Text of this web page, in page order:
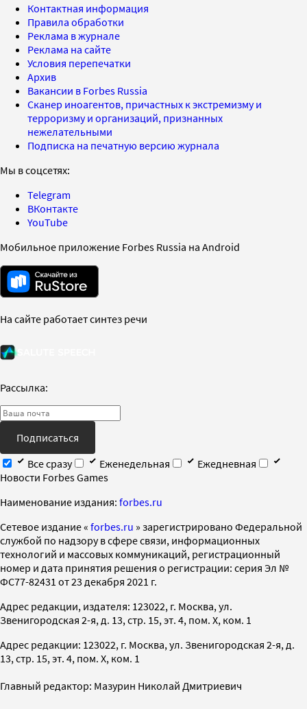
Контактная информация
Правила обработки
Реклама в журнале
Реклама на сайте
Условия перепечатки
Архив
Вакансии в Forbes Russia
Сканер иноагентов, причастных к экстремизму и
терроризму и организаций, признанных
нежелательными
Подписка на печатную версию журнала
Мы в соцсетях:
Telegram
ВКонтакте
YouTube
Мобильное приложение Forbes Russia на Android
На сайте работает синтез речи
Рассылка:
Подписаться
Все сразу
Еженедельная
Ежедневная
Новости Forbes Games
Наименование издания: forbes.ru
Cетевое издание « forbes.ru » зарегистрировано Федеральной
службой по надзору в сфере связи, информационных
технологий и массовых коммуникаций, регистрационный
номер и дата принятия решения о регистрации: серия Эл №
ФС77-82431 от 23 декабря 2021 г.
Адрес редакции, издателя: 123022, г. Москва, ул.
Звенигородская 2-я, д. 13, стр. 15, эт. 4, пом. X, ком. 1
Адрес редакции: 123022, г. Москва, ул. Звенигородская 2-я, д.
13, стр. 15, эт. 4, пом. X, ком. 1
Главный редактор: Мазурин Николай Дмитриевич